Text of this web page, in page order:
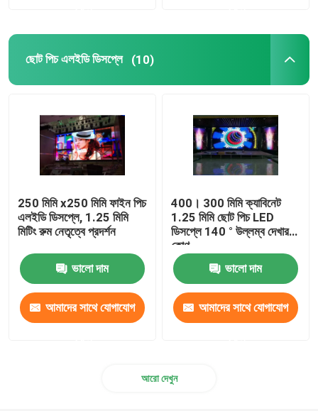
এলইডি পোস্টার প্রদর্শন
ডান্স ফ্লোর এলইডি স্ক্রিন
মোবাইল ট্রাক এলইডি ডিসপ্লে
ক্রিয়েটিভ LED ডিসপ্লে
স্টেডিয়াম এলইডি ডিসপ্লে
ছোট পিচ এলইডি ডিসপ্লে (10)
250 মিমি x250 মিমি ফাইন পিচ
এলইডি ডিসপ্লে, 1.25 মিমি
মিটিং রুম নেতৃত্বে প্রদর্শন
ভালো দাম
আমাদের সাথে যোগাযোগ
400। 300 মিমি ক্যাবিনেট
1.25 মিমি ছোট পিচ LED
ডিসপ্লে 140 ° উল্লম্ব দেখার
কোণ
ভালো দাম
আমাদের সাথে যোগাযোগ
আরো দেখুন